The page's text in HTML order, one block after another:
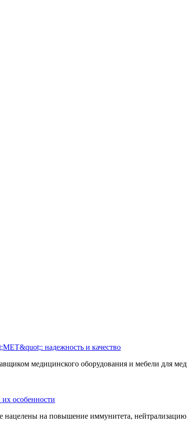
медицинского оборудования и мебели для
нацелены на повышение иммунитета,